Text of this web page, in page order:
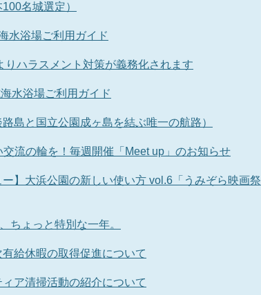
名城選定）
水浴場ご利用ガイド
りハラスメント対策が義務化されます
水浴場ご利用ガイド
島と国立公園成ヶ島を結ぶ唯一の航路）
流の輪を！毎週開催「Meet up」のお知らせ
ー】大浜公園の新しい使い方 vol.6「うみぞら映画祭
ちょっと特別な一年。
給休暇の取得促進について
ア清掃活動の紹介について